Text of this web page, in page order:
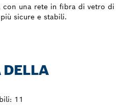
una rete in fibra di vetro di
sicure e stabili.
11